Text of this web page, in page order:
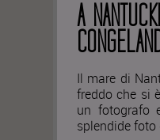
A
Il mare di
freddo che si
un fotografo
splendide